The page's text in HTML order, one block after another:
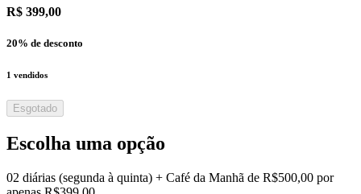
R$ 399,00
20% de desconto
1 vendidos
Esgotado
Escolha uma opção
02 diárias (segunda à quinta) + Café da Manhã de R$500,00 por